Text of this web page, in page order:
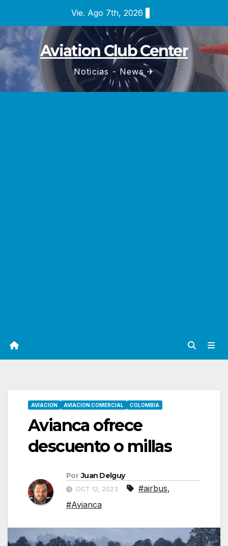
contenido
Vie. Ago 7th, 2026
Aviation Club Center
Noticias - News ✈
AVIACION AVIACION COMERCIAL COLOMBIA
Avianca ofrece
descuento o millas
Por Juan Delguy
OCT 12, 2023 #airbus,
#Avianca